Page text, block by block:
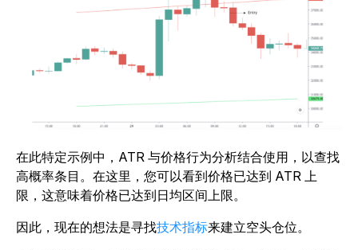
在此特定示例中，ATR 与价格行为分析结合使用，以查找
高概率条目。在这里，您可以看到价格已达到 ATR 上
限，这意味着价格已达到日均区间上限。
因此，现在的想法是寻找技术指标来建立空头仓位。